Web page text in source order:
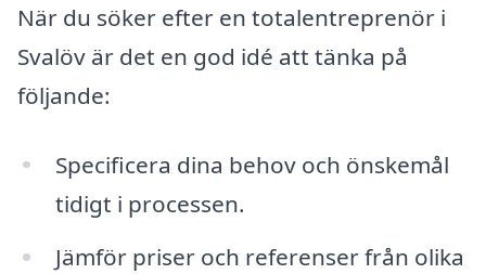
När du söker efter en totalentreprenör i
Svalöv är det en god idé att tänka på
följande:
Specificera dina behov och önskemål
tidigt i processen.
Jämför priser och referenser från olika